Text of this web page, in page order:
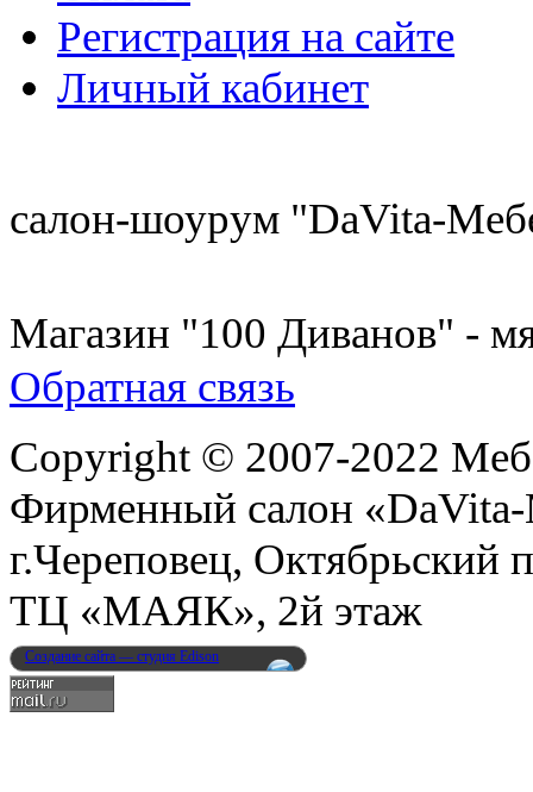
Регистрация на сайте
Личный кабинет
салон-шоурум "DaVita-
Магазин "100 Диванов" -
Обратная связь
Copyright © 2007-2022
Фирменный салон
г.Череповец, Октябрьский
ТЦ «МАЯК», 2й этаж
Создание сайта — студия Edison